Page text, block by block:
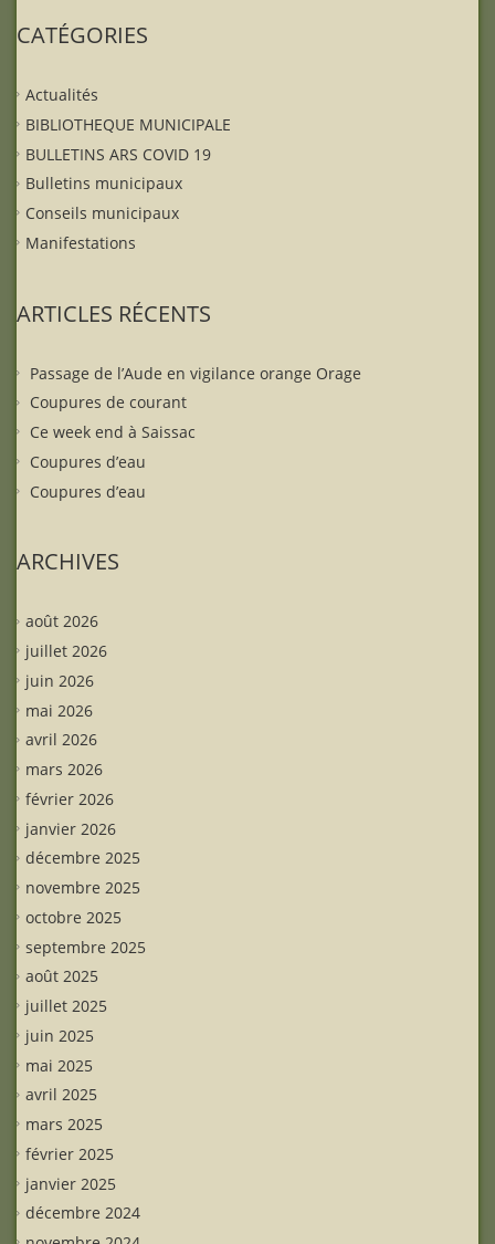
CATÉGORIES
Actualités
BIBLIOTHEQUE MUNICIPALE
BULLETINS ARS COVID 19
Bulletins municipaux
Conseils municipaux
Manifestations
ARTICLES RÉCENTS
Passage de l’Aude en vigilance orange Orage
Coupures de courant
Ce week end à Saissac
Coupures d’eau
Coupures d’eau
ARCHIVES
août 2026
juillet 2026
juin 2026
mai 2026
avril 2026
mars 2026
février 2026
janvier 2026
décembre 2025
novembre 2025
octobre 2025
septembre 2025
août 2025
juillet 2025
juin 2025
mai 2025
avril 2025
mars 2025
février 2025
janvier 2025
décembre 2024